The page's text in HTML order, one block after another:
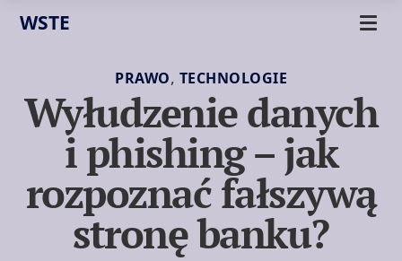
WSTE
PRAWO, TECHNOLOGIE
Wyłudzenie danych
i phishing – jak
rozpoznać fałszywą
stronę banku?